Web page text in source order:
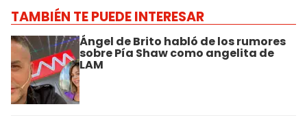
TAMBIÉN TE PUEDE INTERESAR
Ángel de Brito habló de los rumores
sobre Pía Shaw como angelita de
LAM